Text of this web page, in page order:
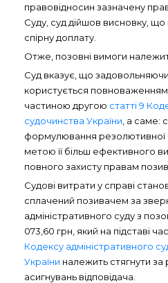
правовідносин зазначену
Суду, суд дійшов висновку,
спірну доплату.
Отже, позовні вимоги
Суд вказує, що
користується
частиною другою статті 9
судочинства України , а саме:
формулювання резолютивної
метою її більш ефективного
повного захисту правам
Судові витрати у справі
сплачений позивачем за
адміністративного суду з
073,60 грн, який на підставі
Кодексу адміністративного
України належить стягнути
асигнувань відповідача.